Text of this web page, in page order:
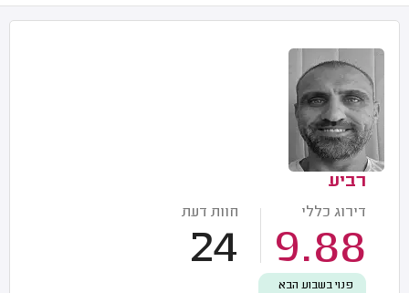
רביע
דירוג כללי
9.88
חוות דעת
24
פנוי בשבוע הבא